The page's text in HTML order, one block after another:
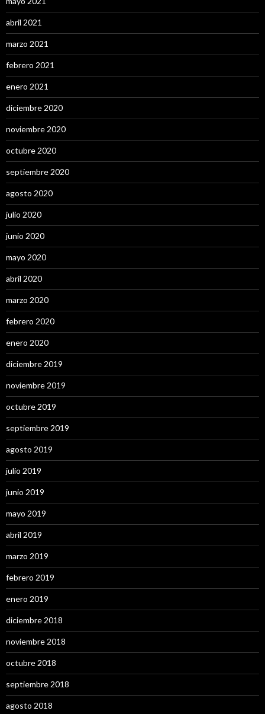
abril 2021
marzo 2021
febrero 2021
enero 2021
diciembre 2020
noviembre 2020
octubre 2020
septiembre 2020
agosto 2020
julio 2020
junio 2020
mayo 2020
abril 2020
marzo 2020
febrero 2020
enero 2020
diciembre 2019
noviembre 2019
octubre 2019
septiembre 2019
agosto 2019
julio 2019
junio 2019
mayo 2019
abril 2019
marzo 2019
febrero 2019
enero 2019
diciembre 2018
noviembre 2018
octubre 2018
septiembre 2018
agosto 2018